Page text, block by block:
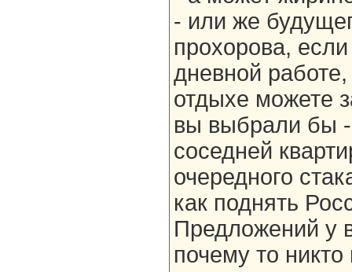
- или же
прохорова,
дневной
отдыхе можете
вы выбрали бы
соседней
очередного
как поднять
Предложений у
почему то никто